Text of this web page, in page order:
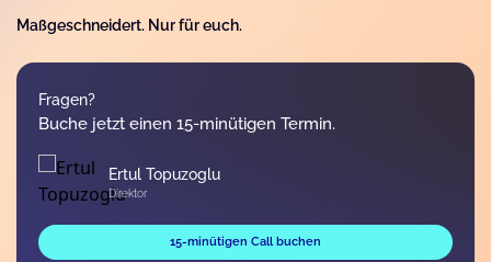
Maßgeschneidert. Nur für euch.
Fragen?
Buche jetzt einen 15-minütigen Termin.
Ertul Topuzoglu
Direktor
15-minütigen Call buchen